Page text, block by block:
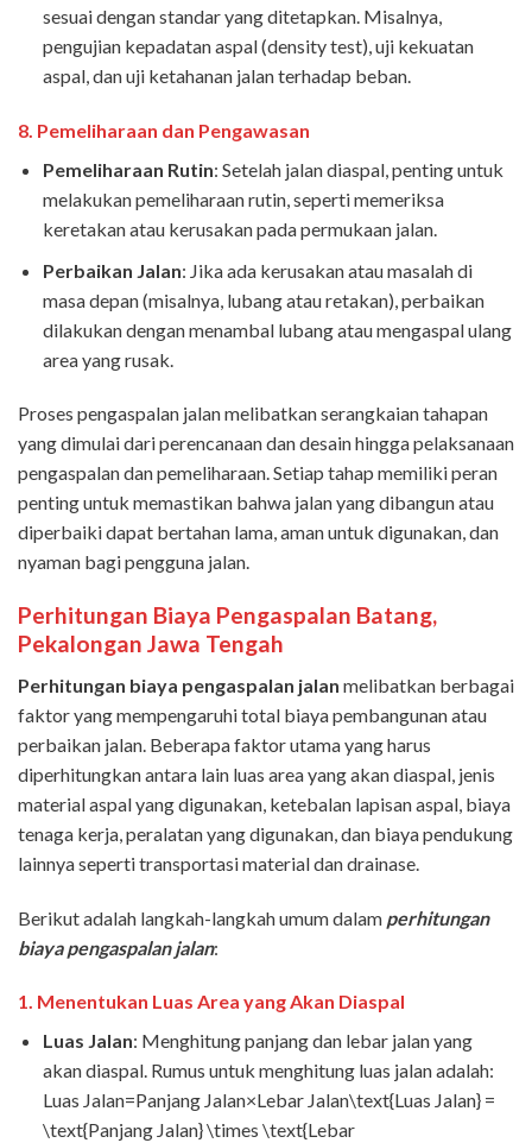
sesuai dengan standar yang ditetapkan. Misalnya,
pengujian kepadatan aspal (density test), uji kekuatan
aspal, dan uji ketahanan jalan terhadap beban.
8. Pemeliharaan dan Pengawasan
Pemeliharaan Rutin: Setelah jalan diaspal, penting untuk
melakukan pemeliharaan rutin, seperti memeriksa
keretakan atau kerusakan pada permukaan jalan.
Perbaikan Jalan: Jika ada kerusakan atau masalah di
masa depan (misalnya, lubang atau retakan), perbaikan
dilakukan dengan menambal lubang atau mengaspal ulang
area yang rusak.
Proses pengaspalan jalan melibatkan serangkaian tahapan
yang dimulai dari perencanaan dan desain hingga pelaksanaan
pengaspalan dan pemeliharaan. Setiap tahap memiliki peran
penting untuk memastikan bahwa jalan yang dibangun atau
diperbaiki dapat bertahan lama, aman untuk digunakan, dan
nyaman bagi pengguna jalan.
Perhitungan Biaya Pengaspalan Batang,
Pekalongan Jawa Tengah
Perhitungan biaya pengaspalan jalan melibatkan berbagai
faktor yang mempengaruhi total biaya pembangunan atau
perbaikan jalan. Beberapa faktor utama yang harus
diperhitungkan antara lain luas area yang akan diaspal, jenis
material aspal yang digunakan, ketebalan lapisan aspal, biaya
tenaga kerja, peralatan yang digunakan, dan biaya pendukung
lainnya seperti transportasi material dan drainase.
Berikut adalah langkah-langkah umum dalam perhitungan
biaya pengaspalan jalan:
1. Menentukan Luas Area yang Akan Diaspal
Luas Jalan: Menghitung panjang dan lebar jalan yang
akan diaspal. Rumus untuk menghitung luas jalan adalah:
Luas Jalan=Panjang Jalan×Lebar Jalan\text{Luas Jalan} =
\text{Panjang Jalan} \times \text{Lebar